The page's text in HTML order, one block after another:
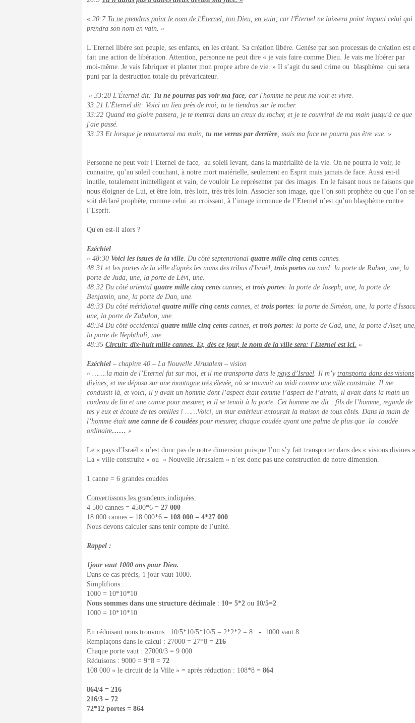
« 20:7 Tu ne prendras point le nom de l'Éternel, ton Dieu, en vain; car l'Éternel ne laissera point impuni celui qui
prendra son nom en vain. »
L’Eternel libère son peuple, ses enfants, en les créant. Sa création libère. Genèse par son processus de création est
fait une action de libération. Attention, personne ne peut dire « je vais faire comme Dieu. Je vais me libérer par
moi-même. Je vais fabriquer et planter mon propre arbre de vie. » Il s’agit du seul crime ou blasphème qui sera
puni par la destruction totale du prévaricateur.
« 33:20 L'Éternel dit: Tu ne pourras pas voir ma face, car l'homme ne peut me voir et vivre.
33:21 L'Éternel dit: Voici un lieu près de moi; tu te tiendras sur le rocher.
33:22 Quand ma gloire passera, je te mettrai dans un creux du rocher, et je te couvrirai de ma main jusqu'à ce que
j'aie passé.
33:23 Et lorsque je retournerai ma main, tu me verras par derrière, mais ma face ne pourra pas être vue. »
Personne ne peut voir l’Eternel de face, au soleil levant, dans la matérialité de la vie. On ne pourra le voir, le
connaitre, qu’au soleil couchant, à notre mort matérielle, seulement en Esprit mais jamais de face. Aussi est-il
inutile, totalement inintelligent et vain, de vouloir Le représenter par des images. En le faisant nous ne faisons que
nous éloigner de Lui, et être loin, très loin, très très loin. Associer son image, que l’on soit prophète ou que l’on se
soit déclaré prophète, comme celui au croissant, à l’image inconnue de l’Eternel n’est qu’un blasphème contre
l’Esprit.
Qu'en est-il alors ?
Ezéchiel
« 48:30 Voici les issues de la ville. Du côté septentrional quatre mille cinq cents cannes.
48:31 et les portes de la ville d'après les noms des tribus d'Israël, trois portes au nord: la porte de Ruben, une, la
porte de Juda, une, la porte de Lévi, une.
48:32 Du côté oriental quatre mille cinq cents cannes, et trois portes: la porte de Joseph, une, la porte de
Benjamin, une, la porte de Dan, une.
48:33 Du côté méridional quatre mille cinq cents cannes, et trois portes: la porte de Siméon, une, la porte
une, la porte de Zabulon, une.
48:34 Du côté occidental quatre mille cinq cents cannes, et trois portes: la porte de Gad, une, la porte d'Aser, une,
la porte de Nephthali, une.
48:35 Circuit: dix-huit mille cannes. Et, dès ce jour, le nom de la ville sera: l'Eternel est ici. »
Ezéchiel – chapitre 40 – La Nouvelle Jérusalem – vision
« …….la main de l’Eternel fut sur moi, et il me transporta dans le pays d’Israël. Il m’y transporta dans des visions
divines, et me déposa sur une montagne très élevée, où se trouvait au midi comme une ville construite. Il me
conduisit là, et voici, il y avait un homme dont l’aspect était comme l’aspect de l’airain, il avait dans la main un
cordeau de lin et une canne pour mesurer, et il se tenait à la porte. Cet homme me dit : fils de l’homme, regarde de
tes y eux et écoute de tes oreilles ! ……Voici, un mur extérieur entourait la maison de tous côtés. Dans la main de
l’homme était une canne de 6 coudées pour mesurer, chaque coudée ayant une palme de plus que la coudée
ordinaire…… »
Le « pays d’Israël » n’est donc pas de notre dimension puisque l’on s’y fait transporter dans des « visions divines
La « ville construite » ou « Nouvelle Jérusalem » n’est donc pas une construction de notre dimension.
1 canne = 6 grandes coudées
Convertissons les grandeurs indiquées.
4 500 cannes = 4500*6 = 27 000
18 000 cannes = 18 000*6 = 108 000 = 4*27 000
Nous devons calculer sans tenir compte de l’unité.
Rappel :
1jour vaut 1000 ans pour Dieu.
Dans ce cas précis, 1 jour vaut 1000.
Simplifions :
1000 = 10*10*10
Nous sommes dans une structure décimale : 10= 5*2 ou 10/5=2
1000 = 10*10*10
En réduisant nous trouvons : 10/5*10/5*10/5 = 2*2*2 = 8 - 1000 vaut 8
Remplaçons dans le calcul : 27000 = 27*8 = 216
Chaque porte vaut : 27000/3 = 9 000
Réduisons : 9000 = 9*8 = 72
108 000 « le circuit de la Ville » = après réduction : 108*8 = 864
864/4 = 216
216/3 = 72
72*12 portes = 864